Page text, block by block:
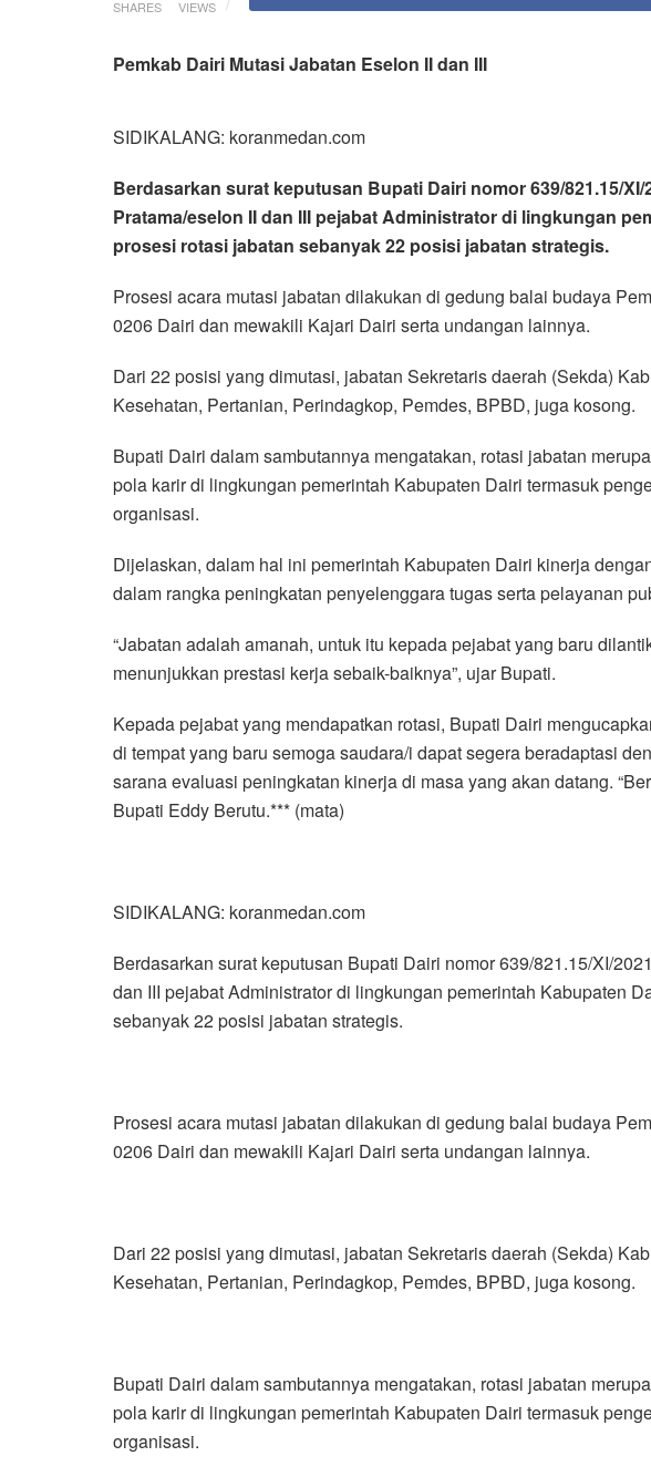
SHARES VIEWS
Pemkab Dairi Mutasi Jabatan Eselon II dan III
SIDIKALANG: koranmedan.com
Berdasarkan surat keputusan Bupati Dairi nomor 639/821.15/
Pratama/eselon II dan III pejabat Administrator di lingkungan
prosesi rotasi jabatan sebanyak 22 posisi jabatan strategis.
Prosesi acara mutasi jabatan dilakukan di gedung balai budaya
0206 Dairi dan mewakili Kajari Dairi serta undangan lainnya.
Dari 22 posisi yang dimutasi, jabatan Sekretaris daerah (Sekda)
Kesehatan, Pertanian, Perindagkop, Pemdes, BPBD, juga kosong.
Bupati Dairi dalam sambutannya mengatakan, rotasi jabatan
pola karir di lingkungan pemerintah Kabupaten Dairi termasuk
organisasi.
Dijelaskan, dalam hal ini pemerintah Kabupaten Dairi kinerja
dalam rangka peningkatan penyelenggara tugas serta pelayanan
“Jabatan adalah amanah, untuk itu kepada pejabat yang baru
menunjukkan prestasi kerja sebaik-baiknya”, ujar Bupati.
Kepada pejabat yang mendapatkan rotasi, Bupati Dairi
di tempat yang baru semoga saudara/i dapat segera beradaptasi
sarana evaluasi peningkatan kinerja di masa yang akan datang.
Bupati Eddy Berutu.*** (mata)
SIDIKALANG: koranmedan.com
Berdasarkan surat keputusan Bupati Dairi nomor 639/821.15/XI/
dan III pejabat Administrator di lingkungan pemerintah Kabupaten
sebanyak 22 posisi jabatan strategis.
Prosesi acara mutasi jabatan dilakukan di gedung balai budaya
0206 Dairi dan mewakili Kajari Dairi serta undangan lainnya.
Dari 22 posisi yang dimutasi, jabatan Sekretaris daerah (Sekda)
Kesehatan, Pertanian, Perindagkop, Pemdes, BPBD, juga kosong.
Bupati Dairi dalam sambutannya mengatakan, rotasi jabatan
pola karir di lingkungan pemerintah Kabupaten Dairi termasuk
organisasi.